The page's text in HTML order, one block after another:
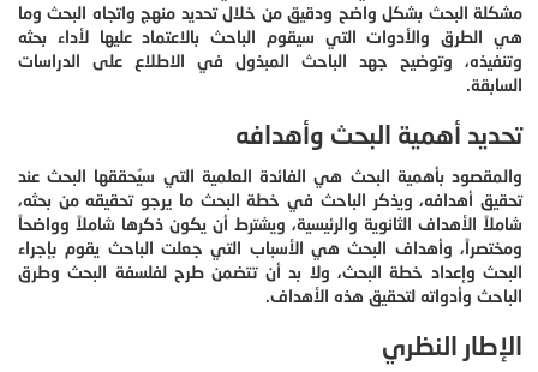
مشكلة البحث بشكل واضح ودقيق من خلال تحديد منهج واتجاه البحث وما
هي الطرق والأدوات التي سيقوم الباحث بالاعتماد عليها لأداء بحثه
وتنفيذه، وتوضيح جهد الباحث المبذول في الاطلاع على الدراسات
السابقة.
تحديد أهمية البحث وأهدافه
والمقصود بأهمية البحث هي الفائدة العلمية التي سيُحققها البحث عند
تحقيق أهدافه، ويذكر الباحث في خطة البحث ما يرجو تحقيقه من بحثه،
شاملاً الأهداف الثانوية والرئيسية، ويشترط أن يكون ذكرها شاملاً وواضحاً
ومختصراً، وأهداف البحث هي الأسباب التي جعلت الباحث يقوم بإجراء
البحث وإعداد خطة البحث، ولا بد أن تتضمن طرح لفلسفة البحث وطرق
الباحث وأدواته لتحقيق هذه الأهداف.
الإطار النظري